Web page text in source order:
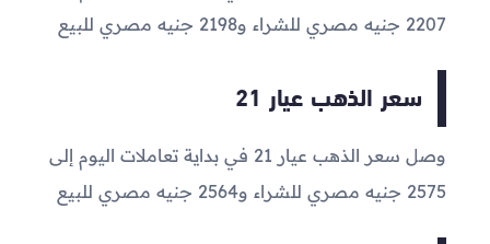
2207 جنيه مصري للشراء و2198 جنيه مصري للبيع
سعر الذهب عيار 21
وصل سعر الذهب عيار 21 في بداية تعاملات اليوم إلى
2575 جنيه مصري للشراء و2564 جنيه مصري للبيع